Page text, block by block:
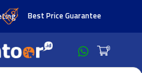
Best Price Guarantee
0